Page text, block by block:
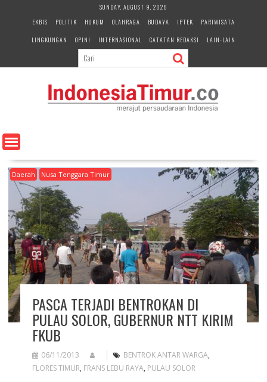
e
n
SUNDAY, AUGUST 9, 2026
EKBIS
POLITIK HUKUM OLAHRAGA BUDAYA IPTEK
PARIWISATA
LINGKUNGAN
OPINI INTERNASIONAL CATATAN REDAKSI LAIN-LAIN
Daerah Nusa Tenggara Timur
PASCA TERJADI BENTROKAN DI
PULAU SOLOR, GUBERNUR NTT KIRIM
FKUB
06/11/2013 BENTROK ANTAR WARGA,
FLORES TIMUR, FRANS LEBU RAYA, PULAU SOLOR